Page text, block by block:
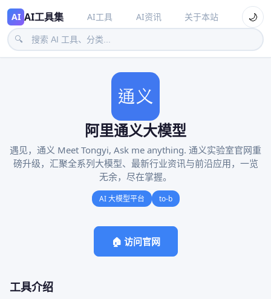
AI AI工具集
🔍
AI工具 AI资讯 关于本站 🌙
阿里通义大模型
遇见，通义 Meet Tongyi, Ask me anything. 通义实验室官网重
磅升级，汇聚全系列大模型、最新行业资讯与前沿应用，一览
无余，尽在掌握。
AI 大模型平台 to-b
🏠 访问官网
工具介绍